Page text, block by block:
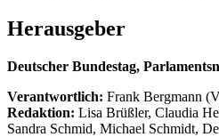
Herausgeber
Deutscher Bundestag,
Verantwortlich: Frank Bergmann
Redaktion: Lisa Brüßler, Claudia
Sandra Schmid, Michael Schmidt,